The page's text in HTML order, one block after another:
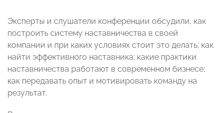
Эксперты и слушатели конференции обсудили, как
построить систему наставничества в своей
компании и при каких условиях стоит это делать; как
найти эффективного наставника; какие практики
наставничества работают в современном бизнесе;
как передавать опыт и мотивировать команду на
результат.